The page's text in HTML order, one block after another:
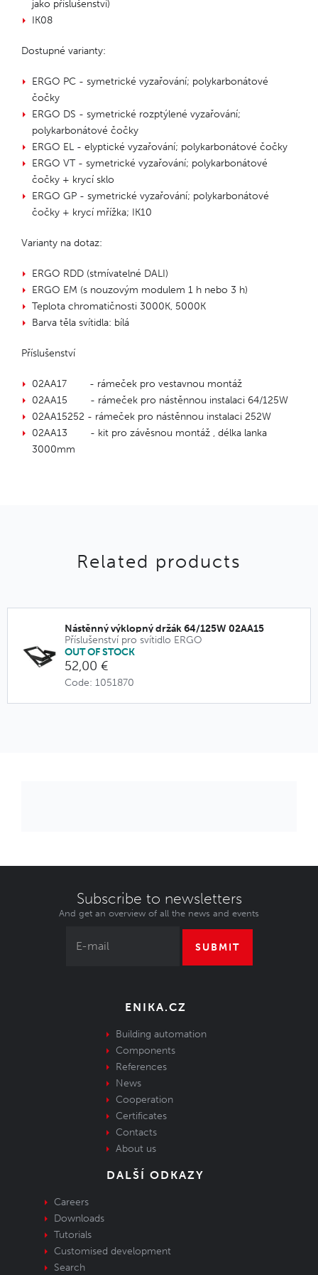
jako příslušenství)
IK08
Dostupné varianty:
ERGO PC - symetrické vyzařování; polykarbonátové
čočky
ERGO DS - symetrické rozptýlené vyzařování;
polykarbonátové čočky
ERGO EL - elyptické vyzařování; polykarbonátové čočky
ERGO VT - symetrické vyzařování; polykarbonátové
čočky + krycí sklo
ERGO GP - symetrické vyzařování; polykarbonátové
čočky + krycí mřížka; IK10
Varianty na dotaz:
ERGO RDD (stmívatelné DALI)
ERGO EM (s nouzovým modulem 1 h nebo 3 h)
Teplota chromatičnosti 3000K, 5000K
Barva těla svítidla: bílá
Příslušenství
02AA17 - rámeček pro vestavnou montáž
02AA15 - rámeček pro nástěnnou instalaci 64/125W
02AA15252 - rámeček pro nástěnnou instalaci 252W
02AA13 - kit pro závěsnou montáž , délka lanka
3000mm
Related products
Nástěnný výklopný držák 64/125W 02AA15
Příslušenství pro svítidlo ERGO
OUT OF STOCK
52,00 €
Code: 1051870
Subscribe to newsletters
And get an overview of all the news and events
SUBMIT
ENIKA.CZ
Building automation
Components
References
News
Cooperation
Certificates
Contacts
About us
DALŠÍ ODKAZY
Careers
Downloads
Tutorials
Customised development
Search